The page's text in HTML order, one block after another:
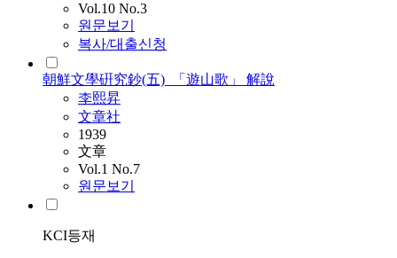
Vol.10 No.3
원문보기
복사/대출신청
朝鮮文學硏究鈔(五)_「遊山歌」 解說
李熙昇
文章社
1939
文章
Vol.1 No.7
원문보기
KCI등재